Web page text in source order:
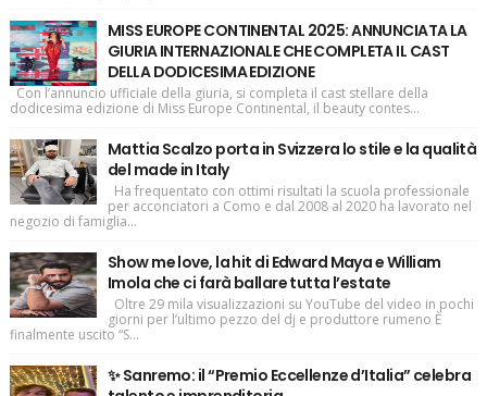
MISS EUROPE CONTINENTAL 2025: ANNUNCIATA LA
GIURIA INTERNAZIONALE CHE COMPLETA IL CAST
DELLA DODICESIMA EDIZIONE
Con l’annuncio ufficiale della giuria, si completa il cast stellare della
dodicesima edizione di Miss Europe Continental, il beauty contes...
Mattia Scalzo porta in Svizzera lo stile e la qualità
del made in Italy
Ha frequentato con ottimi risultati la scuola professionale
per acconciatori a Como e dal 2008 al 2020 ha lavorato nel
negozio di famiglia...
Show me love, la hit di Edward Maya e William
Imola che ci farà ballare tutta l’estate
Oltre 29 mila visualizzazioni su YouTube del video in pochi
giorni per l’ultimo pezzo del dj e produttore rumeno È
finalmente uscito “S...
✨ Sanremo: il “Premio Eccellenze d’Italia” celebra